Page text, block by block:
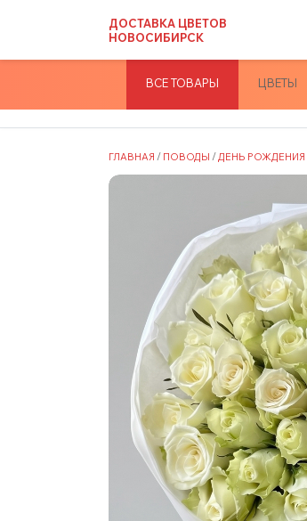
ДОСТАВКА ЦВЕТОВ
НОВОСИБИРСК
ВСЕ ТОВАРЫ ЦВЕТЫ
ГЛАВНАЯ / ПОВОДЫ / ДЕНЬ РОЖДЕНИЯ